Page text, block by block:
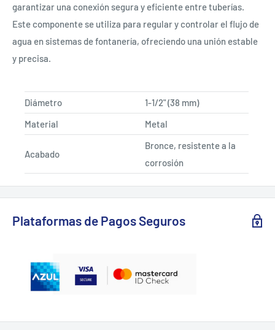
garantizar una conexión segura y eficiente entre tuberías.
Este componente se utiliza para regular y controlar el flujo de
agua en sistemas de fontanería, ofreciendo una unión estable
y precisa.
Diámetro
1-1/2" (38 mm)
Material
Metal
Acabado
Bronce, resistente a la
corrosión
Plataformas de Pagos Seguros